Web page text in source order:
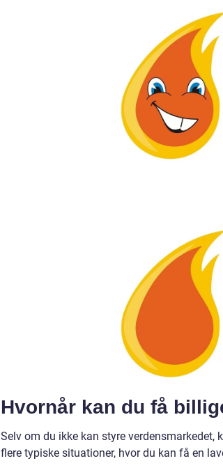
Hvornår kan du få
Selv om du ikke kan styre verdensmarkedet,
flere typiske situationer, hvor du kan få en